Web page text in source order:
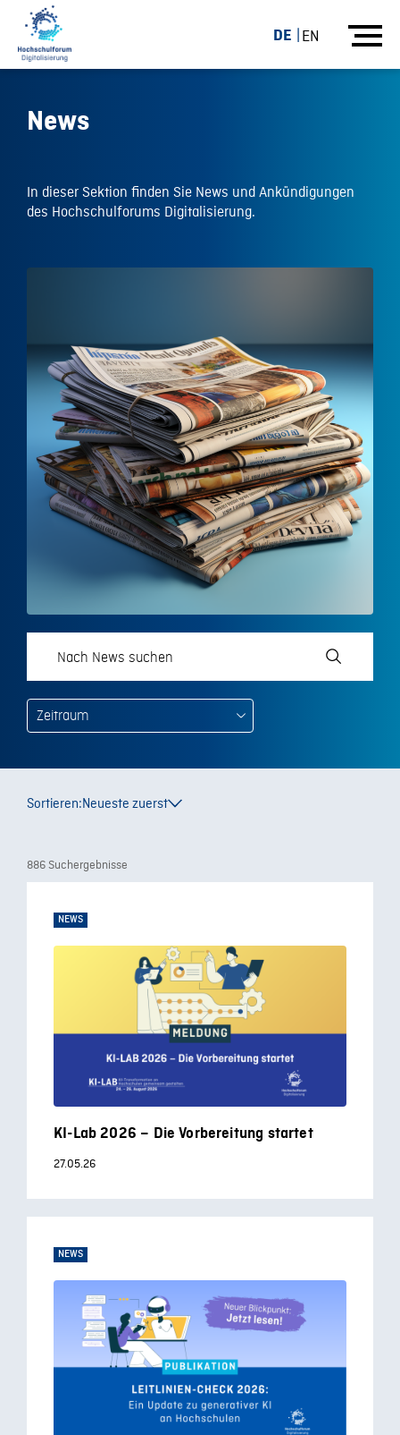
DE EN
News
In dieser Sektion finden Sie News und Ankündigungen
des Hochschulforums Digitalisierung.
Sortieren:Neueste zuerst
886 Suchergebnisse
NEWS
KI-Lab 2026 – Die Vorbereitung startet
27.05.26
NEWS